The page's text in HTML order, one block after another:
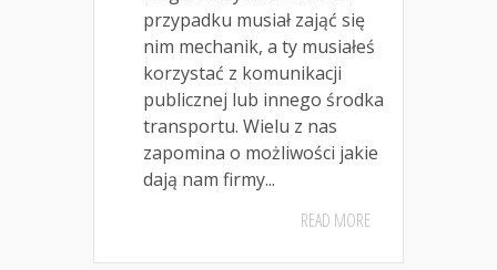
przypadku musiał zająć się
nim mechanik, a ty musiałeś
korzystać z komunikacji
publicznej lub innego środka
transportu. Wielu z nas
zapomina o możliwości jakie
dają nam firmy...
READ MORE